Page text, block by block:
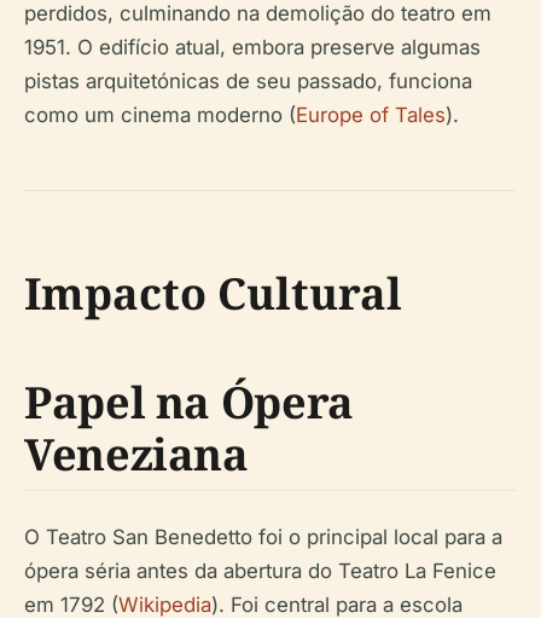
perdidos, culminando na demolição do teatro em
1951. O edifício atual, embora preserve algumas
pistas arquitetónicas de seu passado, funciona
como um cinema moderno (Europe of Tales).
Impacto Cultural
Papel na Ópera
Veneziana
O Teatro San Benedetto foi o principal local para a
ópera séria antes da abertura do Teatro La Fenice
em 1792 (Wikipedia). Foi central para a escola